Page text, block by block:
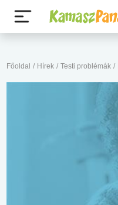
Főoldal / Hírek / Testi problémák /